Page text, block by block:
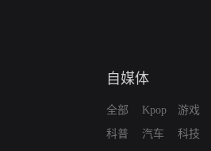
自媒体
全部
科普
Kpop
汽车
游戏
科技